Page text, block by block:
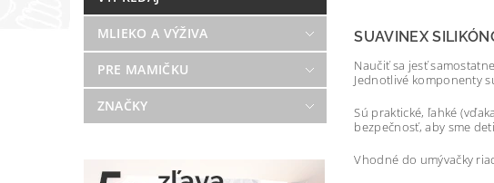
MLIEKO A VÝŽIVA
PRE MAMIČKU
ZNAČKY
SUAVINEX
Naučiť sa jesť
Jednotlivé komponenty
Sú praktické, ľahké
bezpečnosť, aby sme
Vhodné do umývačky